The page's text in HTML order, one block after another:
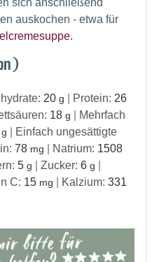
sich anschließend
auskochen - etwa für
20 g Protein: 26
18 g
Mehrfach
g
Einfach ungesättigte
78 mg Natrium: 1508
5 g Zucker: 6 g
C: 15 mg Kalzium: 331